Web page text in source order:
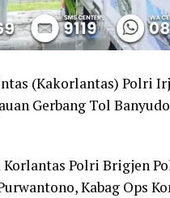
(Kakorlantas) Polri
Gerbang Tol
Polri Brigjen
Kabag Ops